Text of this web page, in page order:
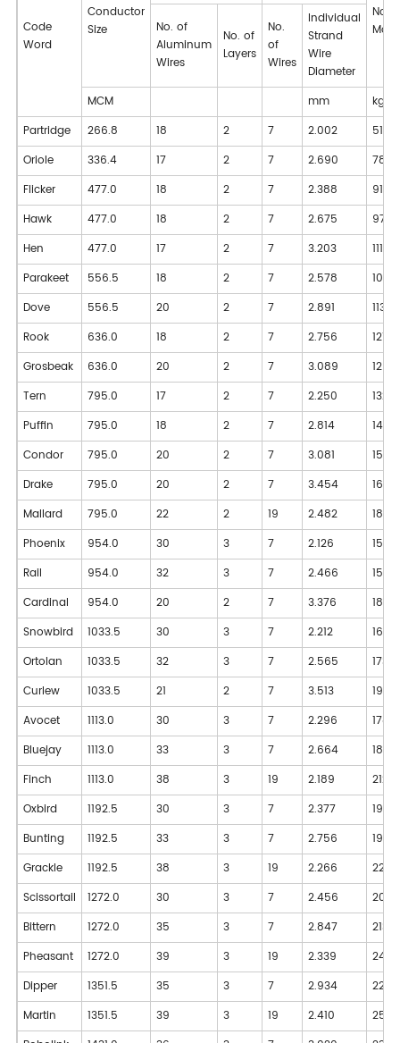
Code
Word
Conductor
Size
Mass
No. of
Aluminum
Wires
No. of
Layers
No.
of
Wires
Individual
Strand
Wire
Diameter
MCM
mm
kg/
Partridge
266.8 18 2 7 2.002
519
Oriole
336.4 17 2 7 2.690
783
Flicker
477.0 18 2 7 2.388
911
Hawk
477.0 18 2 7 2.675
975
Hen
477.0 17 2 7 3.203
1110
Parakeet
556.5 18 2 7 2.578
1062
Dove
556.5 20 2 7 2.891
1137
Rook
636.0 18 2 7 2.756
1217
Grosbeak
636.0 20 2 7 3.089
1299
Tern
795.0 17 2 7 2.250
1326
Puffin
795.0 18 2 7 2.814
1449
Condor
795.0 20 2 7 3.081
1518
Drake
795.0 20 2 7 3.454
1623
Mallard
795.0 22 2 19 2.482
1836
Phoenix
954.0 30 3 7 2.126
1530
Rail
954.0 32 3 7 2.466
1598
Cardinal
954.0 20 2 7 3.376
1826
Snowbird
1033.5 30 3 7 2.212
1658
Ortolan
1033.5 32 3 7 2.565
1731
Curlew
1033.5 21 2 7 3.513
1973
Avocet
1113.0 30 3 7 2.296
1784
Bluejay
1113.0 33 3 7 2.664
1864
Finch
1113.0 38 3 19 2.189
2123
Oxbird
1192.5 30 3 7 2.377
1912
Bunting
1192.5 33 3 7 2.756
1997
Grackle
1192.5 38 3 19 2.266
2275
Scissortail
1272.0 30 3 7 2.456
2040
Bittern
1272.0 35 3 7 2.847
2131
Pheasant
1272.0 39 3 19 2.339
2425
Dipper
1351.5 35 3 7 2.934
2263
Martin
1351.5 39 3 19 2.410
2577